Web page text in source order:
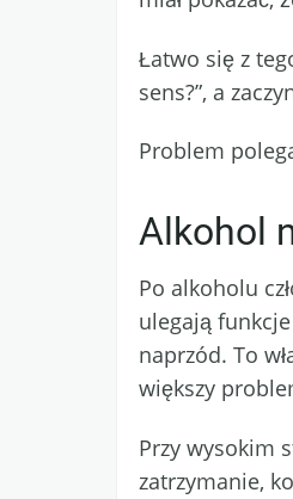
Łatwo się z
sens?”, a
Problem
Alkohol
Po alkoholu
ulegają
naprzód. To
większy
Przy wysokim
zatrzymanie,